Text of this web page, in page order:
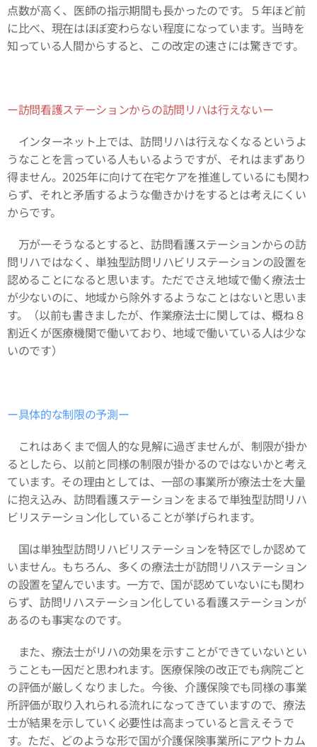
点数が高く、医師の指示期間も長かったのです。５年ほど前
に比べ、現在はほぼ変わらない程度になっています。当時を
知っている人間からすると、この改定の速さには驚きです。
ー訪問看護ステーションからの訪問リハは行えないー
インターネット上では、訪問リハは行えなくなるというよ
うなことを言っている人もいるようですが、それはまずあり
得ません。2025年に向けて在宅ケアを推進しているにも関わ
らず、それと矛盾するような働きかけをするとは考えにくい
からです。
万が一そうなるとすると、訪問看護ステーションからの訪
問リハではなく、単独型訪問リハビリステーションの設置を
認めることになると思います。ただでさえ地域で働く療法士
が少ないのに、地域から除外するようなことはないと思いま
す。（以前も書きましたが、作業療法士に関しては、概ね８
割近くが医療機関で働いており、地域で働いている人は少な
いのです）
ー具体的な制限の予測ー
これはあくまで個人的な見解に過ぎませんが、制限が掛か
るとしたら、以前と同様の制限が掛かるのではないかと考え
ています。その理由としては、一部の事業所が療法士を大量
に抱え込み、訪問看護ステーションをまるで単独型訪問リハ
ビリステーション化していることが挙げられます。
国は単独型訪問リハビリステーションを特区でしか認めて
いません。もちろん、多くの療法士が訪問リハステーション
の設置を望んでいます。一方で、国が認めていないにも関わ
らず、訪問リハステーション化している看護ステーションが
あるのも事実なのです。
また、療法士がリハの効果を示すことができていないとい
うことも一因だと思われます。医療保険の改正でも病院ごと
の評価が厳しくなりました。今後、介護保険でも同様の事業
所評価が取り入れられる流れになってきていますので、療法
士が結果を示していく必要性は高まっていると言えそうで
す。ただ、どのような形で国が介護保険事業所にアウトカム